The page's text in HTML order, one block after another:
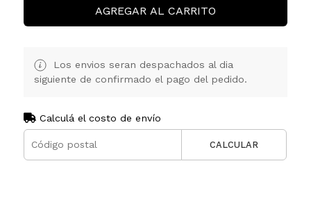
AGREGAR AL CARRITO
Los envios seran despachados al dia
siguiente de confirmado el pago del pedido.
Calculá el costo de envío
CALCULAR